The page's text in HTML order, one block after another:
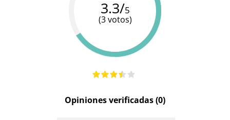
3.3/5
(3 votos)
Opiniones verificadas (0)